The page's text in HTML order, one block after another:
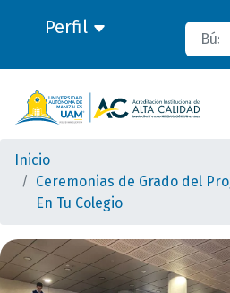
Perfil Buscar
Inicio
Ceremonias de Grado del
En Tu Colegio